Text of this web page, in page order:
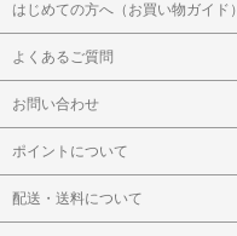
はじめての方へ（お買い物ガイド）
よくあるご質問
お問い合わせ
ポイントについて
配送・送料について